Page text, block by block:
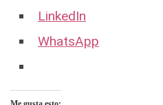
LinkedIn
WhatsApp